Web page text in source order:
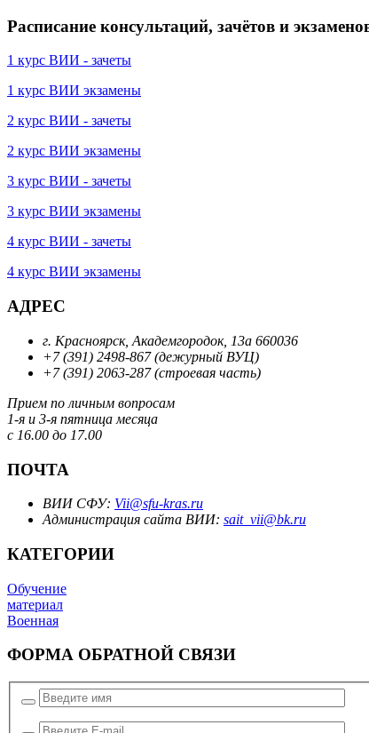
Расписание консультаций, зачётов и
1 курс ВИИ - зачеты
1 курс ВИИ экзамены
2 курс ВИИ - зачеты
2 курс ВИИ экзамены
3 курс ВИИ - зачеты
3 курс ВИИ экзамены
4 курс ВИИ - зачеты
4 курс ВИИ экзамены
АДРЕС
г. Красноярск, Академгородок, 13а 660036
+7 (391) 2498-867 (дежурный ВУЦ)
+7 (391) 2063-287 (строевая часть)
Прием по личным вопросам
1-я и 3-я пятница месяца
с 16.00 до 17.00
ПОЧТА
ВИИ СФУ: Vii@sfu-kras.ru
Администрация сайта ВИИ: sait_vii@bk.ru
КАТЕГОРИИ
Обучение
материал
Военная
ФОРМА ОБРАТНОЙ СВЯЗИ